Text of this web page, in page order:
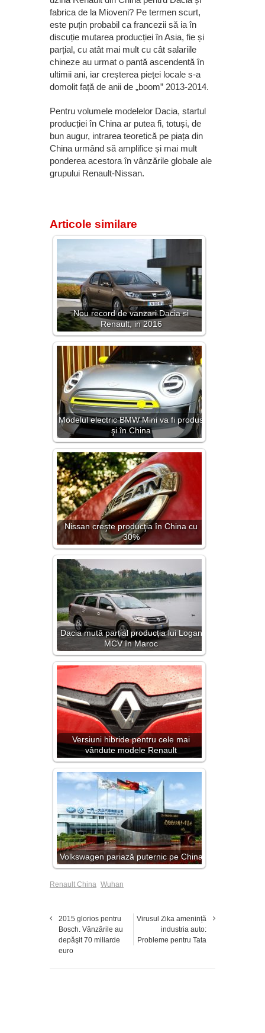
fabrica de la Mioveni? Pe termen scurt,
este puțin probabil ca francezii să ia în
discuție mutarea producției în Asia, fie și
parțial, cu atât mai mult cu cât salariile
chineze au urmat o pantă ascendentă în
ultimii ani, iar creșterea pieței locale s-a
domolit față de anii de „boom” 2013-2014.
Pentru volumele modelelor Dacia, startul
producției în China ar putea fi, totuși, de
bun augur, intrarea teoretică pe piața din
China urmând să amplifice și mai mult
ponderea acestora în vânzările globale ale
grupului Renault-Nissan.
Articole similare
Nou record de vanzari Dacia si
Renault, in 2016
Modelul electric BMW Mini va fi produs
şi în China
Nissan creşte producţia în China cu
30%
Dacia mută parțial producția lui Logan
MCV în Maroc
Versiuni hibride pentru cele mai
vândute modele Renault
Volkswagen pariază puternic pe China
Renault China Wuhan
2015 glorios pentru
Bosch. Vânzările au
depăşit 70 miliarde
euro
Virusul Zika amenință
industria auto:
Probleme pentru Tata